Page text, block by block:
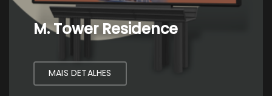
M. Tower Residence
MAIS DETALHES